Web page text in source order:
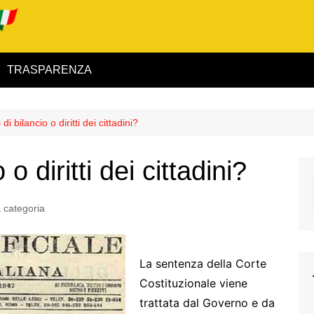
TRASPARENZA
di bilancio o diritti dei cittadini?
o diritti dei cittadini?
categoria
La sentenza della Corte
Costituzionale viene
trattata dal Governo e da